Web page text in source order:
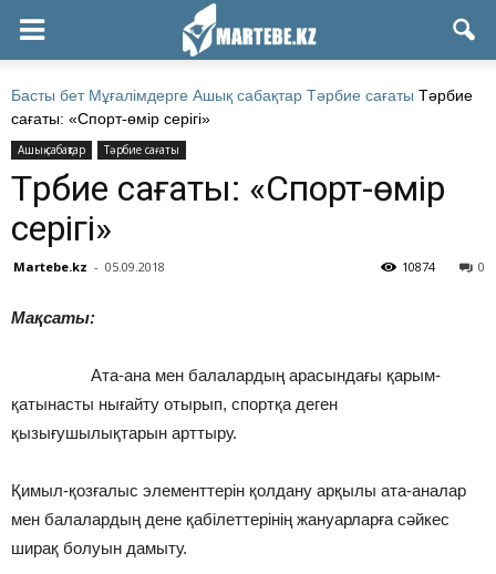
Басты бет Мұғалімдерге Ашық сабақтар Тәрбие сағаты Тәрбие
сағаты: «Спорт-өмір серігі»
Ашық сабақтар Тәрбие сағаты
Тәрбие сағаты: «Спорт-өмір
серігі»
Martebe.kz - 05.09.2018 0
10874
Мақсаты:
Ата-ана мен балалардың арасындағы қарым-
қатынасты нығайту отырып, спортқа деген
қызығушылықтарын арттыру.
Қимыл-қозғалыс элементтерін қолдану арқылы ата-аналар
мен балалардың дене қабілеттерінің жануарларға сәйкес
ширақ болуын дамыту.